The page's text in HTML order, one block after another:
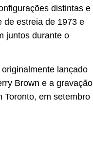
distintas e
de estreia de 1973 e
juntos durante o
lançado
Brown e a gravação
Toronto, em setembro